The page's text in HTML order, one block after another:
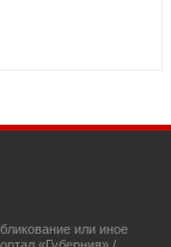
или иное